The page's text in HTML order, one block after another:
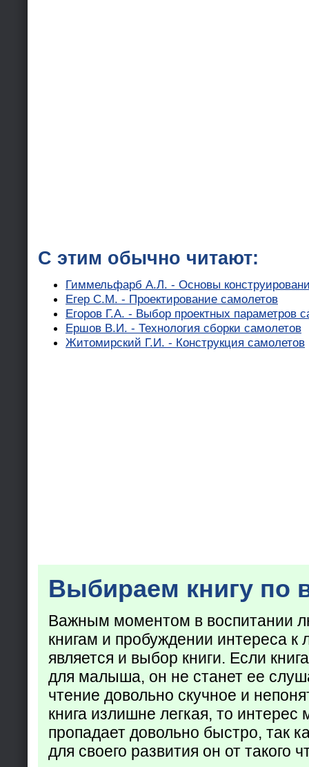
С этим обычно читают:
Гиммельфарб А.Л. - Основы
Егер С.М. - Проектирование самолетов
Егоров Г.А. - Выбор проектных параметров
Ершов В.И. - Технология сборки самолетов
Житомирский Г.И. - Конструкция самолетов
Выбираем книгу по
Важным моментом в воспитании
книгам и пробуждении интереса к
является и выбор книги. Если
для малыша, он не станет ее
чтение довольно скучное и
книга излишне легкая, то
пропадает довольно быстро, так
для своего развития он от такого